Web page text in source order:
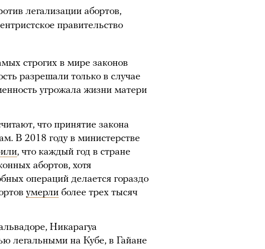
легализации абортов,
правительство
строгих в мире законов
разрешали только в случае
угрожала жизни матери
что принятие закона
В 2018 году в министерстве
, что каждый год в стране
абортов, хотя
операций делается гораздо
умерли более трех тысяч
Никарагуа
легальными на Кубе, в Гайане